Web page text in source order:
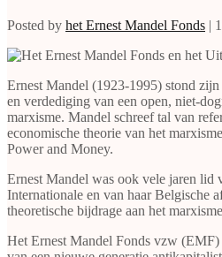
Posted by het Ernest Mandel Fonds |
Ernest Mandel (1923-1995) stond
en verdediging van een open, niet-
marxisme. Mandel schreef tal van
economische theorie van het
Power and Money.
Ernest Mandel was ook vele jaren lid
Internationale en van haar Belgische
theoretische bijdrage aan het
Het Ernest Mandel Fonds vzw